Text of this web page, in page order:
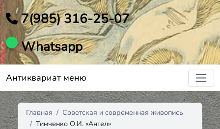
7(985) 316-25-07
Whatsapp
Антиквариат меню
Главная
Советская и современная живопись
Тимченко О.И. «Ангел»